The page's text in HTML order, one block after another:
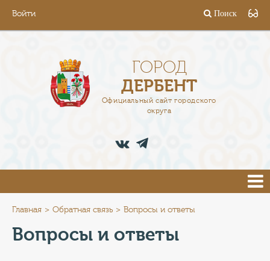
Войти Поиск
ГОРОД
ДЕРБЕНТ
Официальный сайт городского
округа
АДМИНИСТРАЦИЯ
ПРЕСС-ЦЕНТР
ТУРИСТАМ
Главная Обратная связь Вопросы и ответы
Вопросы и ответы